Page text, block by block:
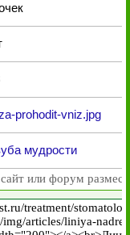
prohodit-vniz.jpg
мудрости
или форум